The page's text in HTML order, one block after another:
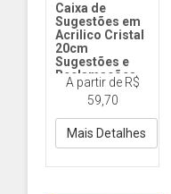
Caixa de
Sugestões em
Acrilico Cristal
20cm
Sugestões e
Reclamações
ST174 20x16x8cm
Acrilico Cr
A partir de R$
59,70
Mais Detalhes